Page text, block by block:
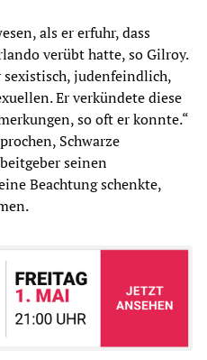
als er erfuhr, dass
verübt hatte, so Gilroy.
sexistisch, judenfeindlich,
Er verkündete diese
so oft er konnte.“
Schwarze
seinen
Beachtung schenkte,